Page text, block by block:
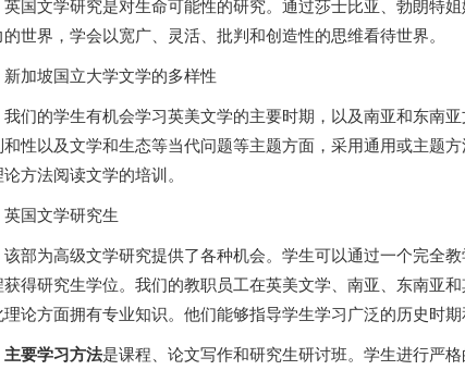
英国文学研究是对生命可能性的研究。通过莎士比亚、勃朗特
世界，学会以宽广、灵活、批判和创造性的思维看待世界。
新加坡国立大学文学的多样性
我们的学生有机会学习英美文学的主要时期，以及南亚和东南
和性以及文学和生态等当代问题等主题方面，采用通用或主题
方法阅读文学的培训。
英国文学研究生
该部为高级文学研究提供了各种机会。学生可以通过一个完全
获得研究生学位。我们的教职员工在英美文学、南亚、东南亚
论方面拥有专业知识。他们能够指导学生学习广泛的历史时期
主要学习方法是课程、论文写作和研究生研讨班。学生进行严